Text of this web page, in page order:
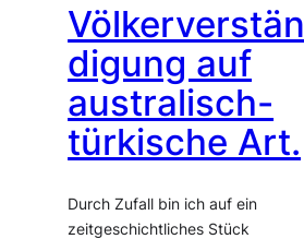
Völkerverstän
digung auf
australisch-
türkische Art.
Durch Zufall bin ich auf ein
zeitgeschichtliches Stück